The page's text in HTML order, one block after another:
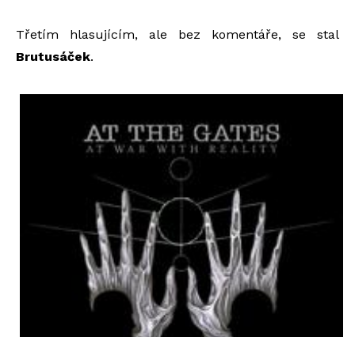
Třetím hlasujícím, ale bez komentáře, se stal
Brutusáček.